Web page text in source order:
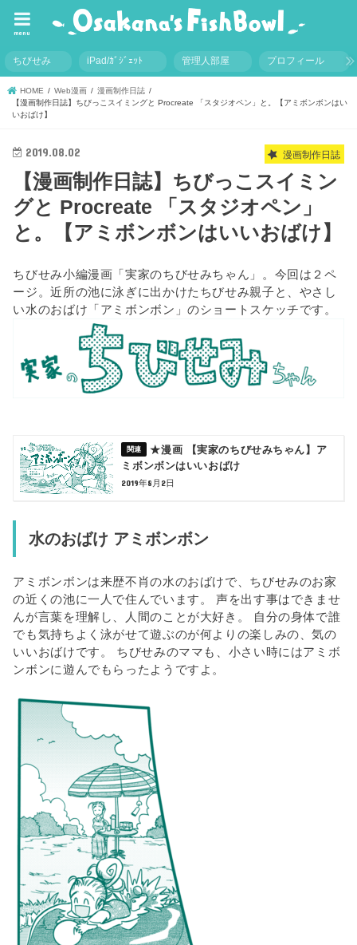
menu
ちびせみ iPad/ｶﾞｼﾞｪｯﾄ 管理人部屋 プロフィール
HOME Web漫画
漫画制作日誌
【漫画制作日誌】ちびっこスイミングと Procreate 「スタジオペン」と。【アミボンボンはい
いおばけ】
漫画制作日誌
2019.08.02
【漫画制作日誌】ちびっこスイミン
グと Procreate 「スタジオペン」
と。【アミボンボンはいいおばけ】
ちびせみ小編漫画「実家のちびせみちゃん」。今回は２ペ
ージ。近所の池に泳ぎに出かけたちびせみ親子と、やさし
い水のおばけ「アミボンボン」のショートスケッチです。
★漫画 【実家のちびせみちゃん】ア
ミボンボンはいいおばけ
2019年8月2日
水のおばけ アミボンボン
アミボンボンは来歴不肖の水のおばけで、ちびせみのお家
の近くの池に一人で住んでいます。 声を出す事はできませ
んが言葉を理解し、人間のことが大好き。 自分の身体で誰
でも気持ちよく泳がせて遊ぶのが何よりの楽しみの、気の
いいおばけです。 ちびせみのママも、小さい時にはアミボ
ンボンに遊んでもらったようですよ。